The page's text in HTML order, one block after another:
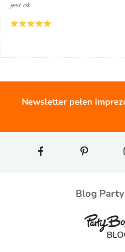
jest ok
Newsletter pełen
Blog